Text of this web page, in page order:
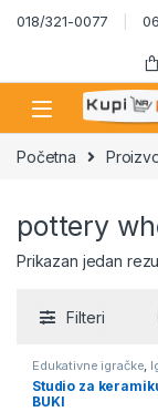
Skip to navigation
Skip to content
018/321-0077
Početna
pottery
Prikazan jedan
Filteri
Edukativne igračke,
Studio za
BUKI